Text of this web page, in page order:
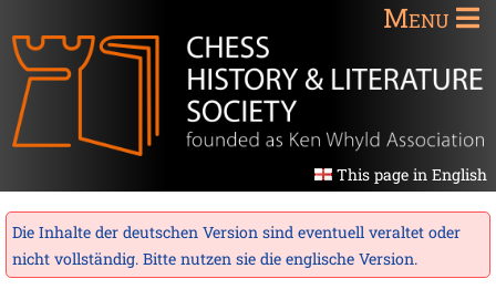
Menu
This page in English
Die Inhalte der deutschen Version sind eventuell veraltet oder
nicht vollständig. Bitte nutzen sie die englische Version.